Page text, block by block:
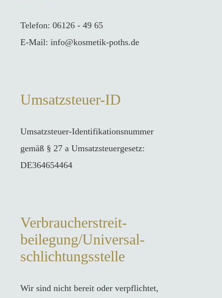
Telefon: 06126 - 49 65
E-Mail: info@kosmetik-poths.de
Umsatzsteuer-ID
Umsatzsteuer-Identifikationsnummer
gemäß § 27 a Umsatzsteuergesetz:
DE364654464
Verbraucher­streit­
beilegung/Universal­
schlichtungs­stelle
Wir sind nicht bereit oder verpflichtet,